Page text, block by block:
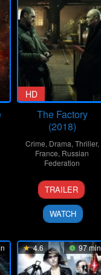
HD
The Factory
(2018)
Crime, Drama, Thriller,
France, Russian
Federation
7
Sep
2018
Yury
Bykov
TRAILER
WATCH
4.6 97 min